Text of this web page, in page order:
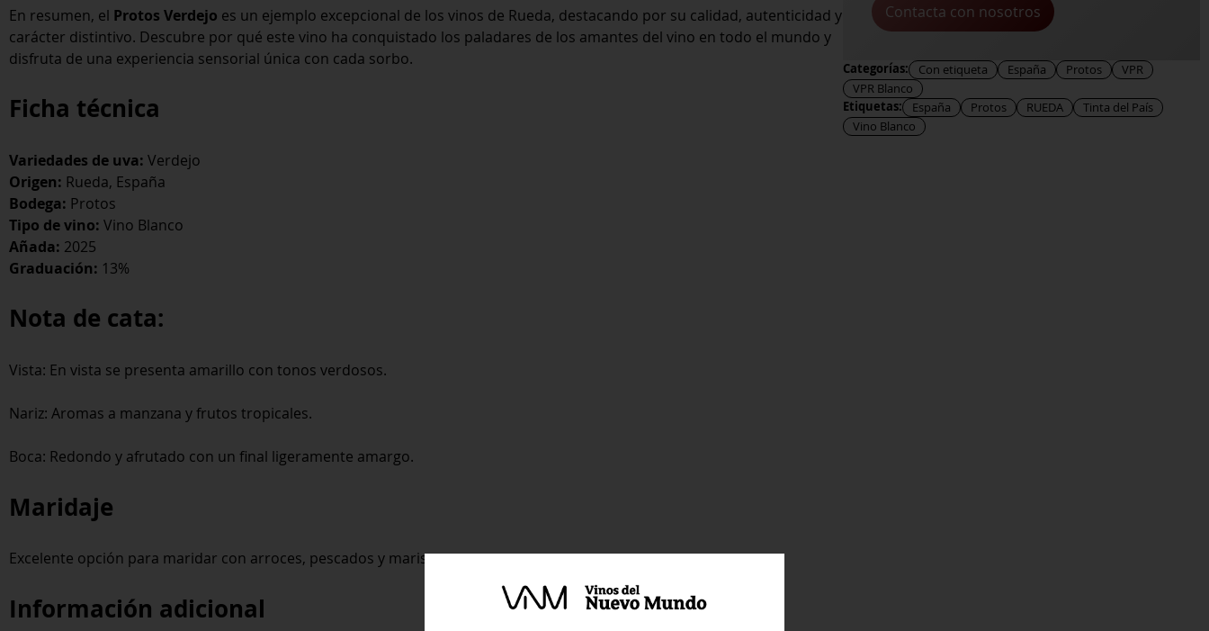
En resumen, el Protos Verdejo es un ejemplo excepcional de los vinos de Rueda, destacando por su calidad, autenticidad y
carácter distintivo. Descubre por qué este vino ha conquistado los paladares de los amantes del vino en todo el mundo y
disfruta de una experiencia sensorial única con cada sorbo.
Ficha técnica
Variedades de uva: Verdejo
Origen: Rueda, España
Bodega: Protos
Tipo de vino: Vino Blanco
Añada: 2025
Graduación: 13%
Nota de cata:
Vista: En vista se presenta amarillo con tonos verdosos.
Nariz: Aromas a manzana y frutos tropicales.
Boca: Redondo y afrutado con un final ligeramente amargo.
Maridaje
Excelente opción para maridar con arroces, pescados y mariscos.
Información adicional
Contacta con nosotros
Categorías: Con etiqueta España Protos
VPR
VPR Blanco
Etiquetas: España Protos RUEDA
Tinta del País
Vino Blanco